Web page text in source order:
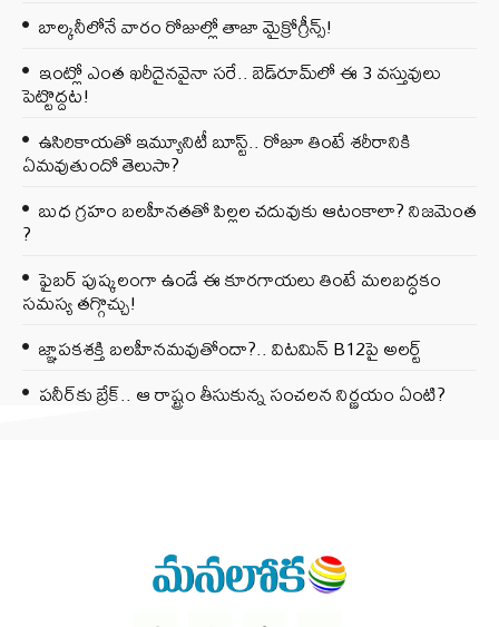
బాల్కనీలోనే వారం రోజుల్లో తాజా మైక్రోగ్రీన్స్‌!
ఇంట్లో ఎంత ఖరీదైనవైనా సరే.. బెడ్‌రూమ్‌లో ఈ 3 వస్తువులు
పెట్టొద్దట!
ఉసిరికాయతో ఇమ్యూనిటీ బూస్ట్‌.. రోజూ తింటే శరీరానికి
ఏమవుతుందో తెలుసా?
బుధ గ్రహం బలహీనతతో పిల్లల చదువుకు ఆటంకాలా? నిజమెంత
?
ఫైబర్‌ పుష్కలంగా ఉండే ఈ కూరగాయలు తింటే మలబద్ధకం
సమస్య తగ్గొచ్చు!
జ్ఞాపకశక్తి బలహీనమవుతోందా?.. విటమిన్ B12పై అలర్ట్
పనీర్‌కు బ్రేక్.. ఆ రాష్ట్రం తీసుకున్న సంచలన నిర్ణయం ఏంటి?